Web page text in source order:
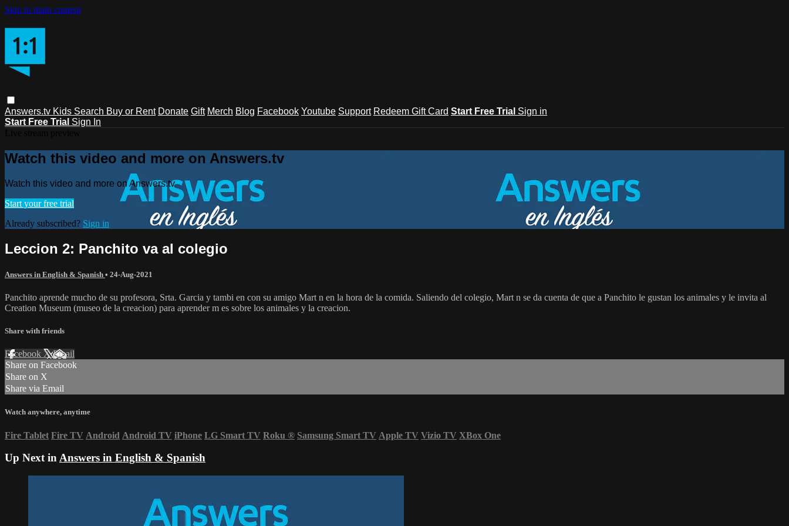
Skip to main content
Answers.tv Kids Search Buy or Rent Donate Gift Merch Blog Facebook Youtube Support Redeem Gift Card Start Free Trial Sign in
Start Free Trial Sign In
Watch this video and more on Answers.tv
Watch this video and more on Answers.tv
Start your free trial
Already subscribed? Sign in
Leccion 2: Panchito va al colegio
Answers in English & Spanish • 24-Aug-2021
Panchito aprende mucho de su profesora, Srta. Garcia y tambi en con su amigo Mart n en la hora de la comida. Saliendo del colegio, Mart n se da cuenta de que a Panchito le gustan los animales y le invita al
Creation Museum (museo de la creacion) para aprender m es sobre los animales y la creacion.
Share with friends
Facebook XEmail
Share on Facebook
Share on X
Share via Email
Watch anywhere, anytime
Fire Tablet Fire TV Android Android TV iPhone LG Smart TV Roku ® Samsung Smart TV Apple TV Vizio TV XBox One
Up Next inAnswers in English & Spanish